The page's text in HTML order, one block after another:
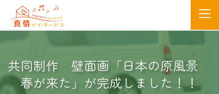
共同制作 壁面画「日本の原風景
春が来た」が完成しました！！